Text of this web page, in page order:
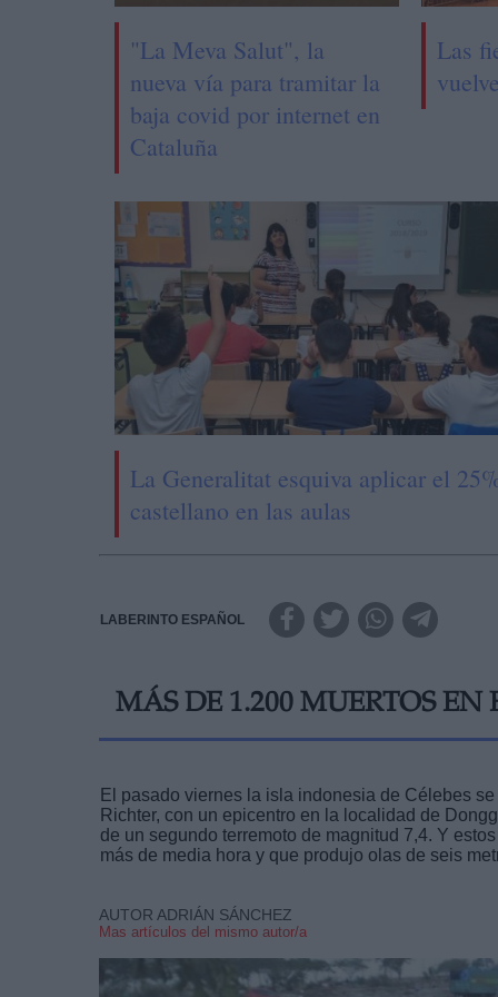
"La Meva Salut", la
nueva vía para tramitar la
baja covid por internet en
Cataluña
Las
La Generalitat esquiva aplicar el
castellano en las aulas
LABERINTO ESPAÑOL
MÁS DE 1.200 MUERTOS
El pasado viernes la isla indonesia de Célebes
Richter, con un epicentro en la localidad de
de un segundo terremoto de magnitud 7,4. Y
más de media hora y que produjo olas de seis
AUTOR ADRIÁN SÁNCHEZ
Mas artículos del mismo autor/a